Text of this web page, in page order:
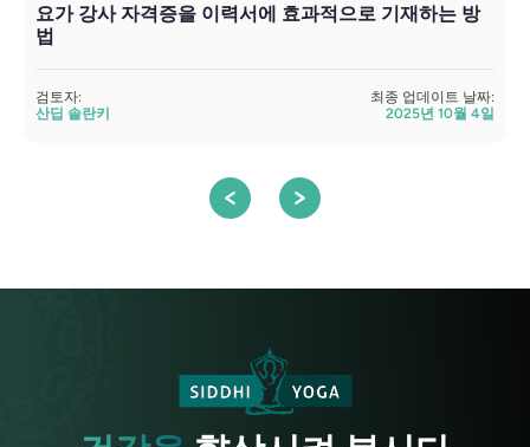
요가 강사 자격증을 이력서에 효과적으로 기재하는 방
법
검토자:
산딥 솔란키
최종 업데이트 날짜:
2025년 10월 4일